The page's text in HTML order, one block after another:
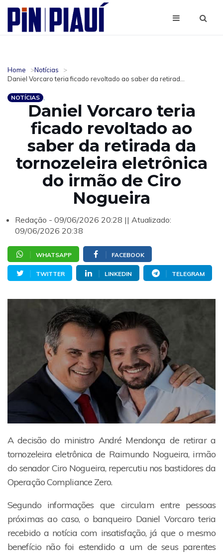
Home
Notícias
Daniel Vorcaro teria ficado revoltado ao saber da retirad...
NOTÍCIAS
Daniel Vorcaro teria
ficado revoltado ao
saber da retirada da
tornozeleira eletrônica
do irmão de Ciro
Nogueira
Redação - 09/06/2026 20:28 || Atualizado:
09/06/2026 20:38
WHATSAPP FACEBOOK
TWITTER LINKEDIN TELEGRAM
A decisão do ministro André Mendonça de retirar a
tornozeleira eletrônica de Raimundo Nogueira, irmão
do senador Ciro Nogueira, repercutiu nos bastidores da
Operação Compliance Zero.
Segundo informações que circulam entre pessoas
próximas ao caso, o banqueiro Daniel Vorcaro teria
recebido a notícia com insatisfação, já que o mesmo
benefício não foi estendido a um de seus parentes